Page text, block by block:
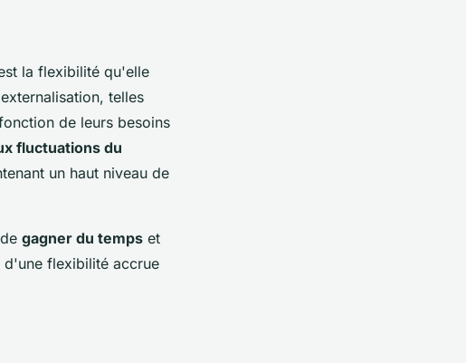
la flexibilité qu'elle
telles
de leurs besoins
fluctuations du
un haut niveau de
gagner du temps et
d'une flexibilité accrue